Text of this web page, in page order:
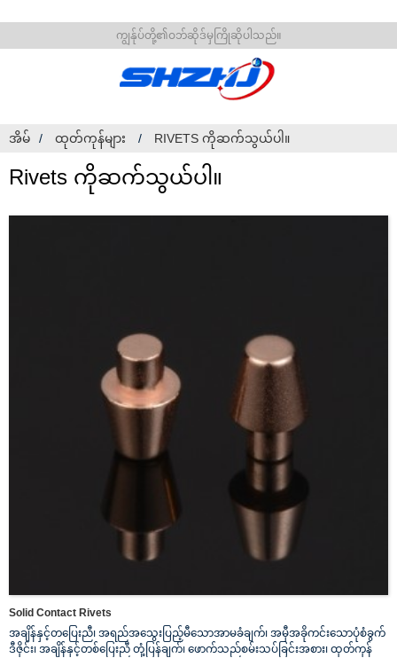
ကျွန်ုပ်တို့၏ဝဘ်ဆိုဒ်မှကြိုဆိုပါသည်။
အိမ် ထုတ်ကုန်များ RIVETS ကိုဆက်သွယ်ပါ။
Rivets ကိုဆက်သွယ်ပါ။
Solid Contact Rivets
အချိန်နှင့်တပြေးညီ၊ အရည်အသွေးပြည့်မီသောအာမခံချက်၊ အမှီအခိုကင်းသောပုံစံခွက်
ဒီဇိုင်း၊ အချိန်နှင့်တစ်ပြေးညီ တုံ့ပြန်ချက်၊ ဖောက်သည်စမ်းသပ်ခြင်းအစား၊ ထုတ်ကုန်